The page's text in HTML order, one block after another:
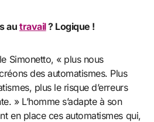
autravail? Logique !
Simonetto, « plus nous
des automatismes. Plus
plus le risque d’erreurs
» L’homme s’adapte à son
en place ces automatismes qui,